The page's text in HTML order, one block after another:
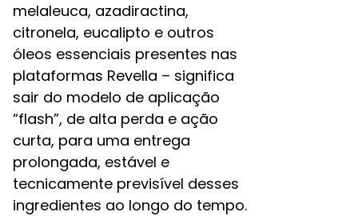
melaleuca, azadiractina,
citronela, eucalipto e outros
óleos essenciais presentes nas
plataformas Revella – significa
sair do modelo de aplicação
“flash”, de alta perda e ação
curta, para uma entrega
prolongada, estável e
tecnicamente previsível desses
ingredientes ao longo do tempo.